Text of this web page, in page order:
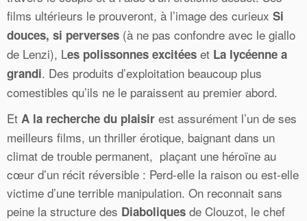
films ultérieurs le prouveront, à l’image des curieux Si
douces, si perverses (à ne pas confondre avec le giallo
de Lenzi), Les polissonnes excitées et La lycéenne a
grandi. Des produits d’exploitation beaucoup plus
comestibles qu’ils ne le paraissent au premier abord.
Et A la recherche du plaisir est assurément l’un de ses
meilleurs films, un thriller érotique, baignant dans un
climat de trouble permanent, plaçant une héroïne au
cœur d’un récit réversible : Perd-elle la raison ou est-elle
victime d’une terrible manipulation. On reconnait sans
peine la structure des Diaboliques de Clouzot, le chef